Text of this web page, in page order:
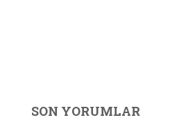
SON YORUMLAR